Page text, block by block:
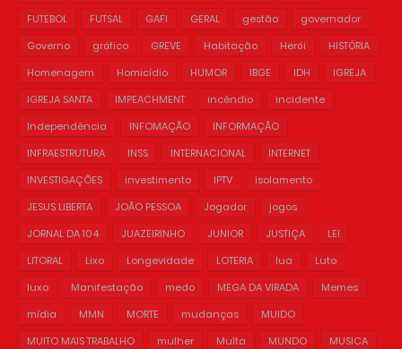
FUTEBOL
FUTSAL GAFI GERAL gestão
governador
Governo
gráfico GREVE Habitação Herói
HISTÓRIA
Homenagem
Homicídio HUMOR IBGE IDH
IGREJA
IGREJA SANTA
IMPEACHMENT incêndio
incidente
Independência
INFOMAÇÃO
INFORMAÇÃO
INFRAESTRUTURA
INSS INTERNACIONAL
INTERNET
INVESTIGAÇÕES
investimento IPTV
isolamento
JESUS LIBERTA
JOÃO PESSOA Jogador
jogos
JORNAL DA 104
JUAZEIRINHO JUNIOR JUSTIÇA
LEI
LITORAL
Lixo Longevidade LOTERIA lua
Luto
luxo
Manifestação medo MEGA DA VIRADA
Memes
mídia
MMN MORTE mudanças
MUIDO
MUITO MAIS TRABALHO
mulher Multa MUNDO
MUSICA